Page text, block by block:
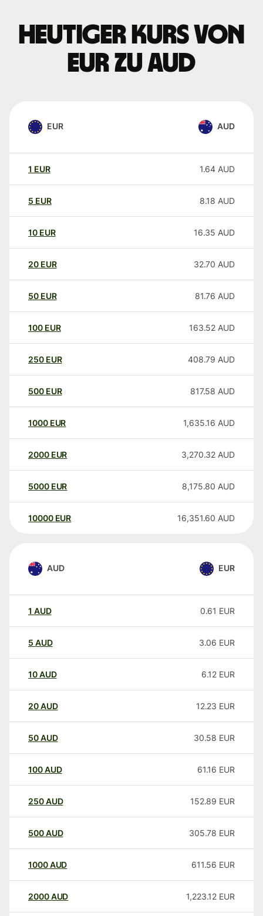
Heutiger Kurs von
EUR zu AUD
EUR AUD
1 EUR 1.64 AUD
5 EUR 8.18 AUD
10 EUR 16.35 AUD
20 EUR 32.70 AUD
50 EUR 81.76 AUD
100 EUR 163.52 AUD
250 EUR 408.79 AUD
500 EUR 817.58 AUD
1000 EUR 1,635.16 AUD
2000 EUR 3,270.32 AUD
5000 EUR 8,175.80 AUD
10000 EUR 16,351.60 AUD
AUD EUR
1 AUD 0.61 EUR
5 AUD 3.06 EUR
10AUD 6.12 EUR
20AUD 12.23 EUR
50AUD 30.58 EUR
100AUD 61.16 EUR
250AUD 152.89 EUR
500AUD 305.78 EUR
1000AUD 611.56 EUR
2000AUD 1,223.12 EUR